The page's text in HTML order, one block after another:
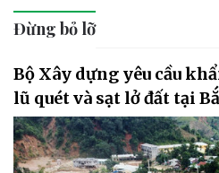
Đừng bỏ lỡ
Bộ Xây dựng yêu cầu
lũ quét và sạt lở đất tại